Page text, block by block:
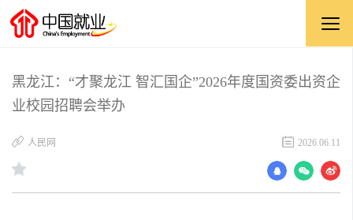
黑龙江：“才聚龙江 智汇国企”2026年度国资委出资企
业校园招聘会举办
​人民网 2026.06.11